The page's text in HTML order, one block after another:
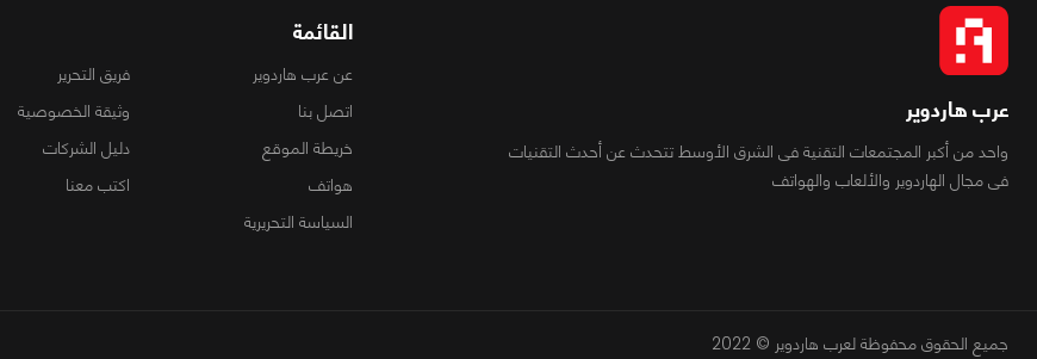
عرب هاردوير
واحد من أكبر المجتمعات التقنية فى الشرق الأوسط تتحدث عن أحدث التقنيات
فى مجال الهاردوير والألعاب والهواتف
القائمة
عن عرب هاردوير
فريق التحرير
اتصل بنا
وثيقة الخصوصية
خريطة الموقع
دليل الشركات
هواتف
اكتب معنا
السياسة التحريرية
جميع الحقوق محفوظة لعرب هاردوير © 2022